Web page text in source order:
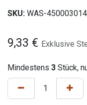
SKU: WAS-450003014
9,33 € Exklusive
Mindestens 3 Stück,